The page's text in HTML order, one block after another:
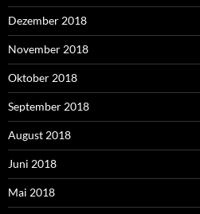
Dezember 2018
November 2018
Oktober 2018
September 2018
August 2018
Juni 2018
Mai 2018